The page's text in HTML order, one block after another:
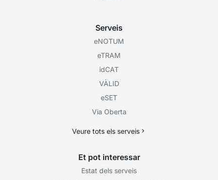
Serveis
eNOTUM
eTRAM
idCAT
VÀLID
eSET
Via Oberta
Veure tots els serveis
Et pot interessar
Estat dels serveis